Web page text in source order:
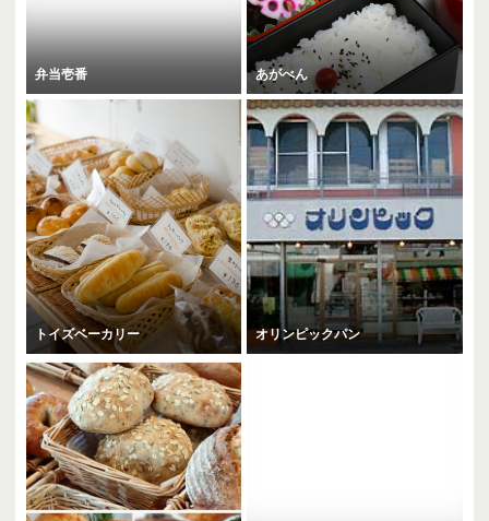
弁当壱番 あがべん
トイズベーカリー オリンピックパン